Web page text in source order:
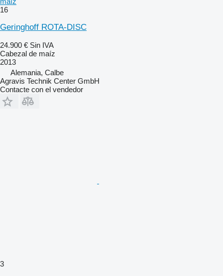
16
Geringhoff ROTA-DISC
24.900 € Sin IVA
Cabezal de maíz
2013
Alemania, Calbe
Agravis Technik Center GmbH
Contacte con el vendedor
3